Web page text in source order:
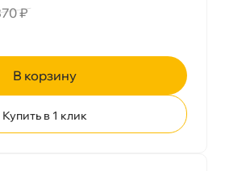
₽
корзину
Купить в 1 клик